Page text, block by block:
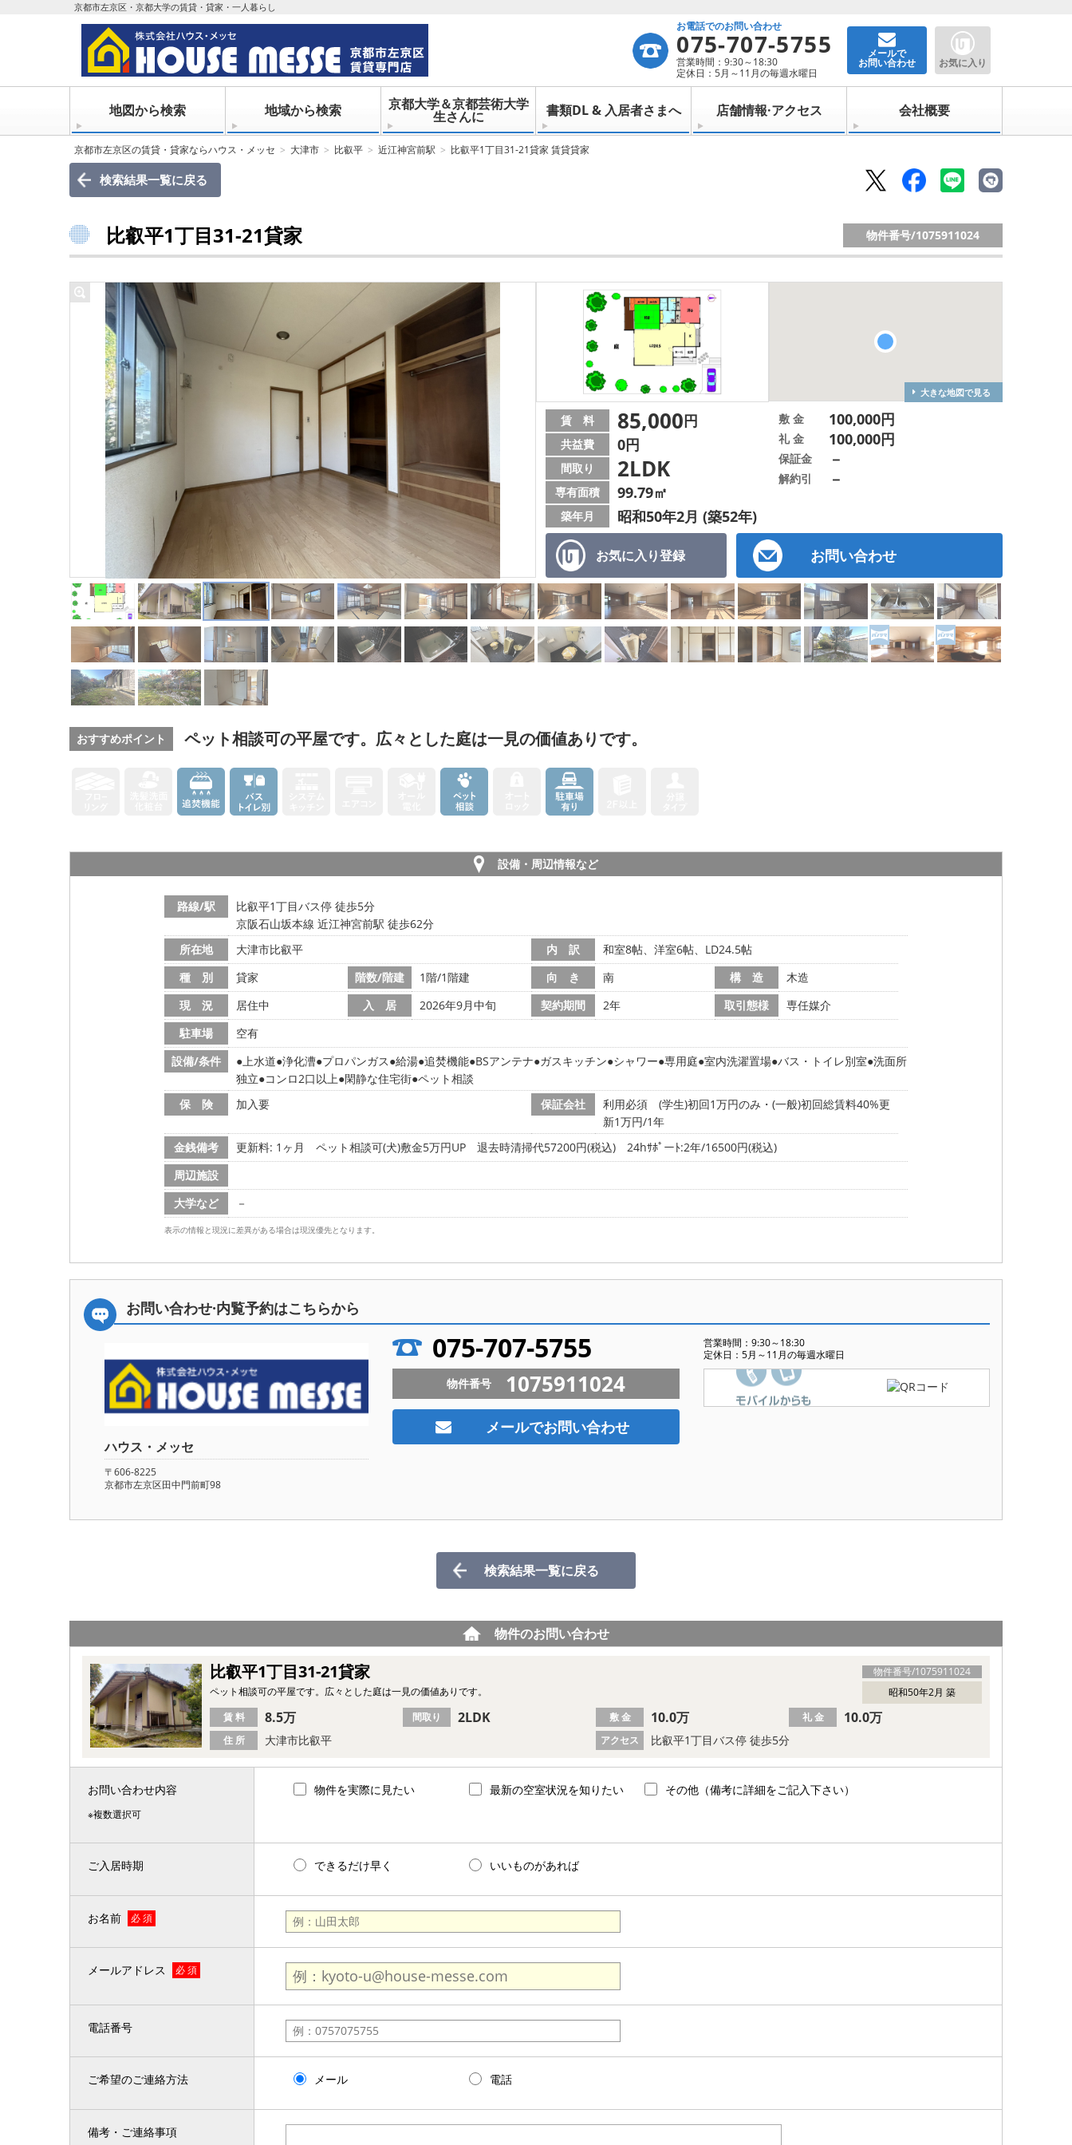
京都市左京区・京都大学の賃貸・貸家・一人暮らし
お電話でのお問い合わせ
075-707-5755
営業時間：9:30～18:30
定休日：5月～11月の毎週水曜日
メールで
お問い合わせ お気に入り
地図から検索 地域から検索 京都大学＆京都芸術大学
生さんに 書類DL & 入居者さまへ 店舗情報·アクセス 会社概要
京都市左京区の賃貸・貸家ならハウス・メッセ 大津市 比叡平 近江神宮前駅 比叡平1丁目31-21貸家 賃貸貸家
検索結果一覧に戻る
比叡平1丁目31-21貸家 物件番号/1075911024
大きな地図で見る
お気に入り登録 お問い合わせ
賃 料 85,000円
共益費 0円
間取り 2LDK
専有面積 99.79㎡
築年月 昭和50年2月 (築52年)
敷 金 100,000円
礼 金 100,000円
保証金 －
解約引 －
おすすめポイント ペット相談可の平屋です。広々とした庭は一見の価値ありです。
設備・周辺情報など
路線/駅
比叡平1丁目バス停 徒歩5分
京阪石山坂本線 近江神宮前駅 徒歩62分
所在地
大津市比叡平 内 訳
和室8帖、洋室6帖、LD24.5帖
種 別
貸家 階数/階建 1階/1階建 向 き 南 構 造
木造
現 況
居住中 入 居 2026年9月中旬 契約期間 2年 取引態様
専任媒介
駐車場
空有
設備/条件
上水道 浄化漕 プロパンガス 給湯 追焚機能 BSアンテナ ガスキッチン シャワー 専用庭 室内洗濯置場 バス・トイレ別室 洗面所
独立 コンロ2口以上 閑静な住宅街 ペット相談
保 険
加入要 保証会社
利用必須 (学生)初回1万円のみ・(一般)初回総賃料40%更
新1万円/1年
金銭備考
更新料: 1ヶ月
ペット相談可(犬)敷金5万円UP 退去時清掃代57200円(税込) 24hｻﾎﾟーﾄ:2年/16500円(税込)
周辺施設
大学など
－
表示の情報と現況に差異がある場合は現況優先となります。
お問い合わせ·内覧予約はこちらから
ハウス・メッセ
〒606-8225
京都市左京区田中門前町98
075-707-5755
営業時間：9:30～18:30
定休日：5月～11月の毎週水曜日
物件番号 1075911024
メールでお問い合わせ
検索結果一覧に戻る
物件のお問い合わせ
物件番号/1075911024
比叡平1丁目31-21貸家
昭和50年2月 築
ペット相談可の平屋です。広々とした庭は一見の価値ありです。
住 所 大津市比叡平 アクセス 比叡平1丁目バス停 徒歩5分
賃 料 8.5万 間取り 2LDK 敷 金 10.0万 礼 金 10.0万
お問い合わせ内容
※複数選択可
物件を実際に見たい 最新の空室状況を知りたい その他（備考に詳細をご記入下さい）
ご入居時期 できるだけ早く いいものがあれば
お名前 必 須
メールアドレス 必 須
電話番号
ご希望のご連絡方法 メール 電話
備考・ご連絡事項